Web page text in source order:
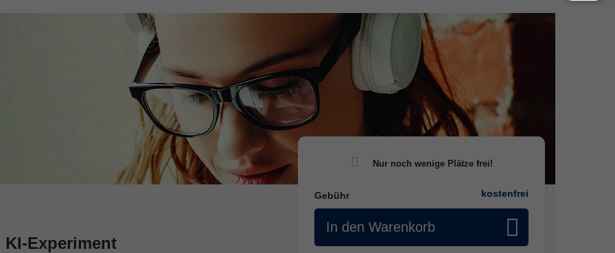
KI-Experiment
Gebühr kostenfrei
In den Warenkorb